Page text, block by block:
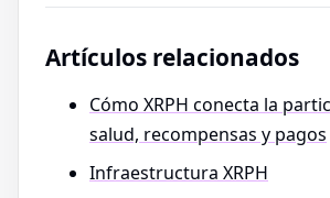
Artículos relacionados
Cómo XRPH conecta la
salud, recompensas y pagos
Infraestructura XRPH